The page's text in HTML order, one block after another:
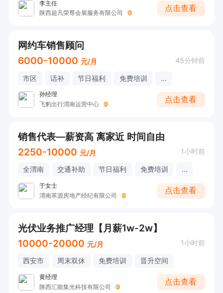
李主任
陕西超凡荣尊会展服务有限公司
点击查看
网约车销售顾问
6000-10000 元/月 45分钟前
市区 话补 节日福利 免费培训 ...
孙经理
飞豹出行渭南运营中心
点击查看
销售代表—薪资高 离家近 时间自由
2250-10000 元/月 1小时前
全渭南 交通补助 节日福利 免费培训 ...
于女士
渭南萃源房地产经纪有限公司
点击查看
光伏业务推广经理【月薪1w-2w】
10000-20000 元/月 1小时前
西安市 周末双休 免费培训 晋升空间
黄经理
陕西汇能集光科技有限公司
点击查看